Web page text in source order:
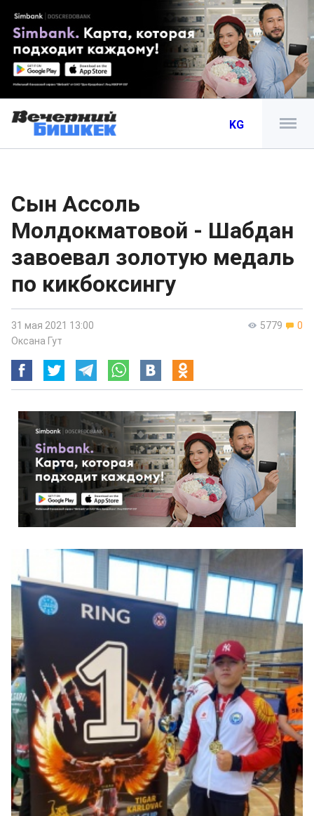
KG
Сын Ассоль
Молдокматовой - Шабдан
завоевал золотую медаль
по кикбоксингу
5779 0
31 мая 2021 13:00
Оксана Гут